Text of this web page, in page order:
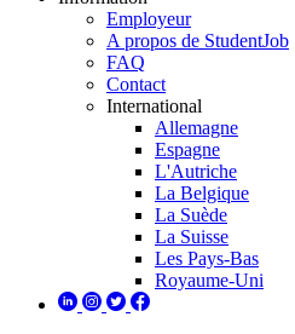
Employeur
A propos de StudentJob
FAQ
Contact
International
Allemagne
Espagne
L'Autriche
La Belgique
La Suède
La Suisse
Les Pays-Bas
Royaume-Uni